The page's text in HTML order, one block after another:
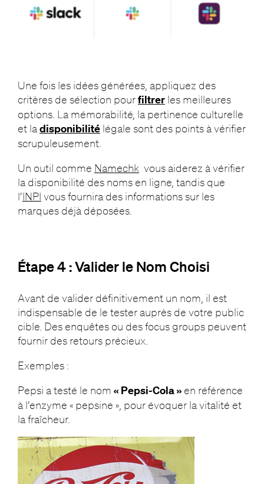
Une fois les idées générées, appliquez des
critères de sélection pourfiltrerles meilleures
options. La mémorabilité, la pertinence culturelle
et ladisponibilitélégale sont des points à vérifier
scrupuleusement.
Un outil comme Namechk vous aiderez à vérifier
la disponibilité des noms en ligne, tandis que
l’INPI vous fournira des informations sur les
marques déjà déposées.
Étape 4 : Valider le Nom Choisi
Avant de valider définitivement un nom, il est
indispensable de le tester auprès de votre public
cible. Des enquêtes ou des focus groups peuvent
fournir des retours précieux.
Exemples :
Pepsi a testé le nom « Pepsi-Cola »en référence
à l’enzyme « pepsine », pour évoquer la vitalité et
la fraîcheur.